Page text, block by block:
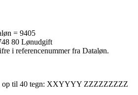
= 9405
80 Lønudgift
i referencenummer fra Dataløn.
op til 40 tegn: XXYYYY ZZZZZZZZZ